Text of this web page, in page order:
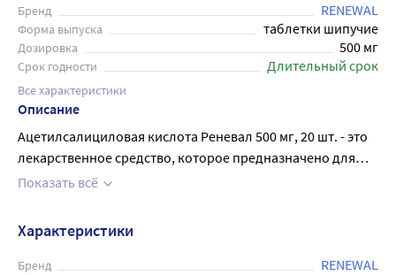
Бренд RENEWAL
Форма выпуска таблетки шипучие
Дозировка 500 мг
Срок годности Длительный срок
Все характеристики
Описание
Ацетилсалициловая кислота Реневал 500 мг, 20 шт. - это
лекарственное средство, которое предназначено для
облегчения болевых симптомов, уменьшения
различных заболеваниях. Действующее вещество -
ацетилсалициловая кислота, оказывает
противовоспалительное, жаропонижающее и
Показать всё
Характеристики
Бренд RENEWAL